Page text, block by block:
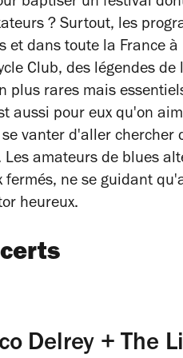
? Surtout, les
et dans toute la France
Club, des légendes
plus rares mais
aussi pour eux qu'on
vanter d'aller chercher
amateurs de blues
ne se guidant
heureux.
Delrey + The